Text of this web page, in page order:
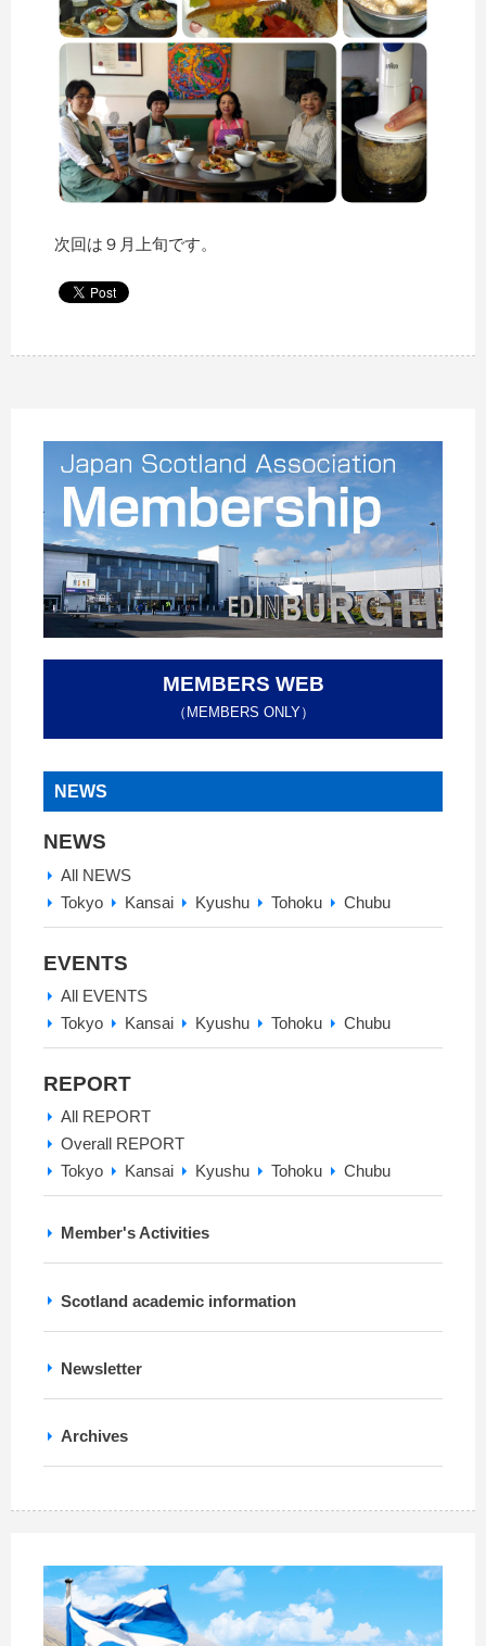
次回は９月上旬です。
MEMBERS WEB
（MEMBERS ONLY）
NEWS
NEWS
All NEWS
Tokyo
Kansai Kyushu Tohoku Chubu
EVENTS
All EVENTS
Tokyo
Kansai Kyushu Tohoku Chubu
REPORT
All REPORT
Overall REPORT
Tokyo
Kansai Kyushu Tohoku Chubu
Member's Activities
Scotland academic information
Newsletter
Archives